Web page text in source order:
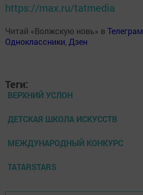
https://max.ru/tatmedia
Читай «Волжскую новь» в Телеграм
Одноклассники,Дзен
Теги:
ВЕРХНИЙ УСЛОН
ДЕТСКАЯ ШКОЛА ИСКУССТВ
МЕЖДУНАРОДНЫЙ КОНКУРС
TATARSTARS